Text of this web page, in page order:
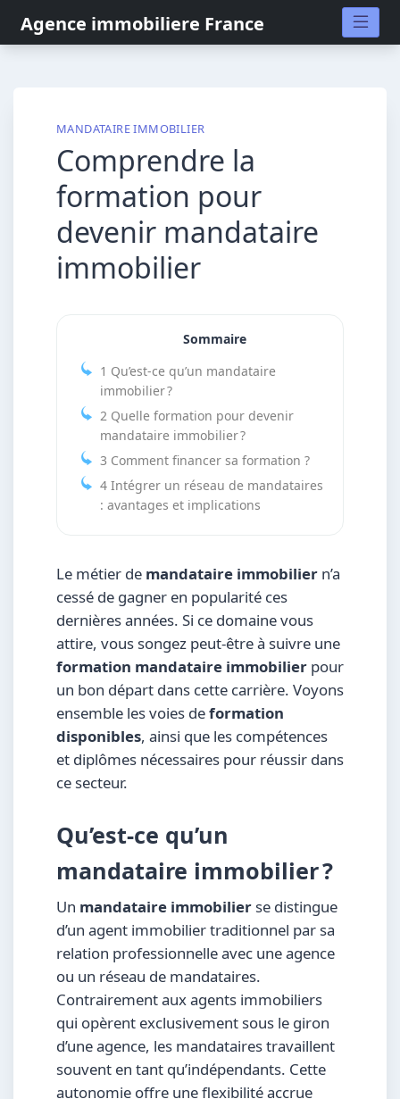
Agence immobiliere France
MANDATAIRE IMMOBILIER
Comprendre la
formation pour
devenir mandataire
immobilier
Sommaire
1 Qu’est-ce qu’un mandataire
immobilier ?
2 Quelle formation pour devenir
mandataire immobilier ?
3 Comment financer sa formation ?
4 Intégrer un réseau de mandataires
: avantages et implications
Le métier de mandataire immobilier n’a
cessé de gagner en popularité ces
dernières années. Si ce domaine vous
attire, vous songez peut-être à suivre une
formation mandataire immobilier pour
un bon départ dans cette carrière. Voyons
ensemble les voies deformation
disponibles, ainsi que les compétences
et diplômes nécessaires pour réussir dans
ce secteur.
Qu’est-ce qu’un
mandataire immobilier ?
Un mandataire immobilier se distingue
d’un agent immobilier traditionnel par sa
relation professionnelle avec une agence
ou un réseau de mandataires.
Contrairement aux agents immobiliers
qui opèrent exclusivement sous le giron
d’une agence, les mandataires travaillent
souvent en tant qu’indépendants. Cette
autonomie offre une flexibilité accrue